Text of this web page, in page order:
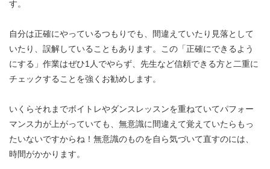
す。
自分は正確にやっているつもりでも、間違えていたり見落として
いたり、誤解していることもあります。この「正確にできるよう
にする」作業はぜひ1人でやらず、先生など信頼できる方と二重に
チェックすることを強くお勧めします。
いくらそれまでボイトレやダンスレッスンを重ねていてパフォー
マンス力が上がっていても、無意識に間違えて覚えていたらもっ
たいないですからね！無意識のものを自ら気づいて直すのには、
時間がかかります。